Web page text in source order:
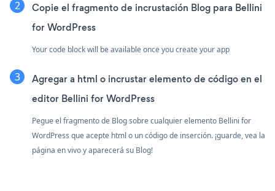
Copie el fragmento de incrustación Blog para Bellini
for WordPress
Your code block will be available once you create your app
Agregar a html o incrustar elemento de código en el
editor Bellini for WordPress
Pegue el fragmento de Blog sobre cualquier elemento Bellini for
WordPress que acepte html o un código de inserción. ¡guarde, vea la
página en vivo y aparecerá su Blog!